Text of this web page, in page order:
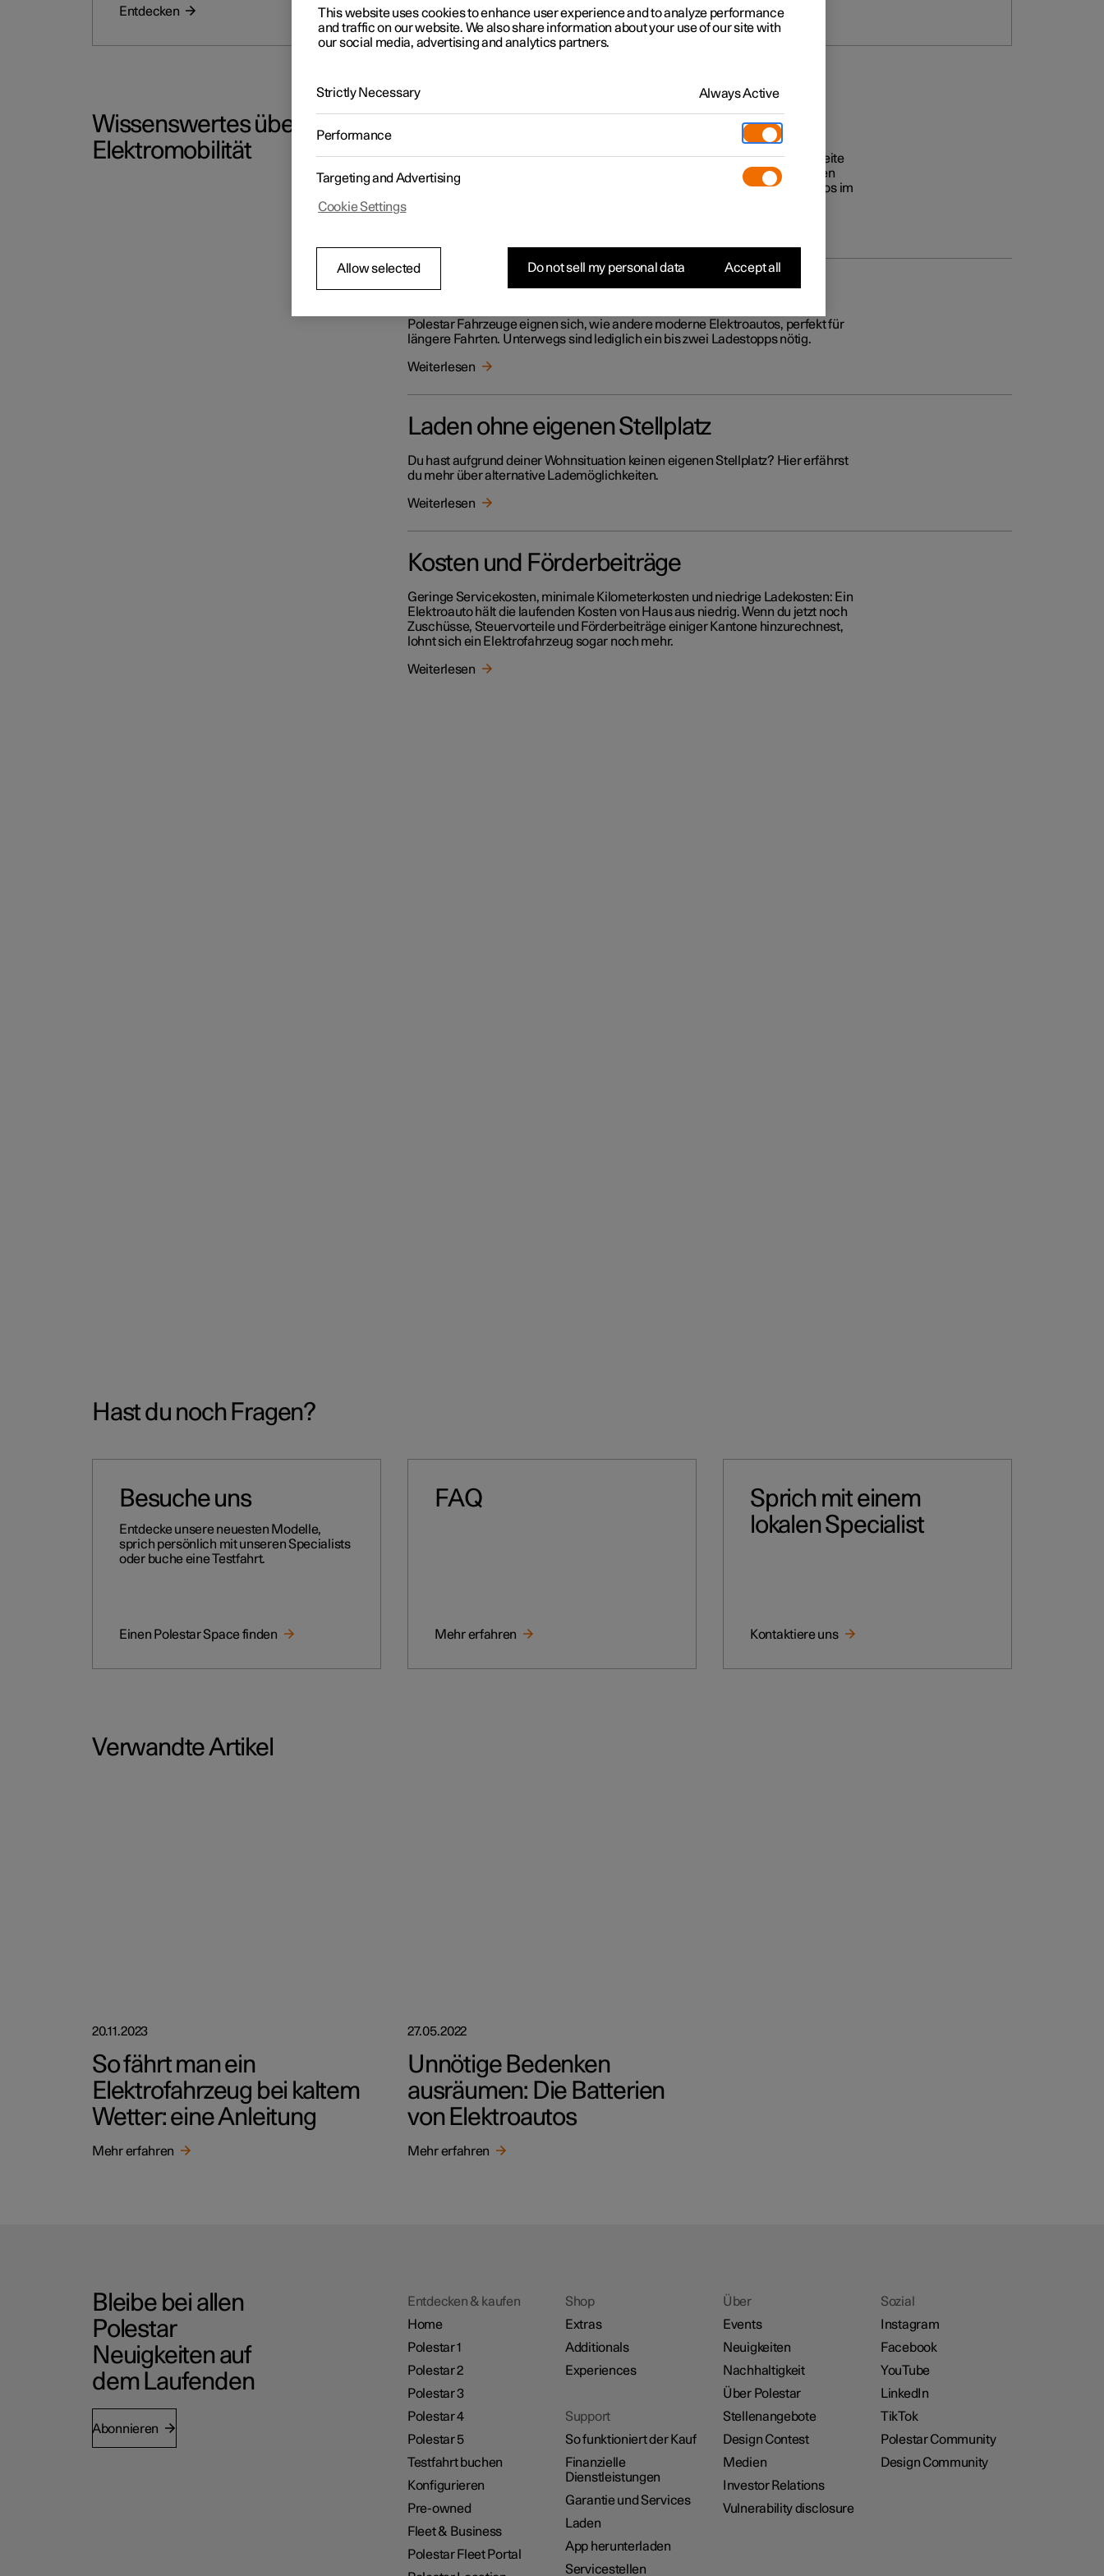
Entdecken Entdecken
Wissenswertes über
Elektromobilität
Im Alltag ist es nicht immer möglich, die gemäss WLTP zertifizierte Reichweite
eines Elektroautos zu erzielen. Erfahre mehr über den Unterschied zwischen
realer Reichweite und WLTP - und wie du die Reichweite deines Elektroautos im
Roadtrips
Polestar Fahrzeuge eignen sich, wie andere moderne Elektroautos, perfekt für
längere Fahrten. Unterwegs sind lediglich ein bis zwei Ladestopps nötig.
Weiterlesen
Laden ohne eigenen Stellplatz
Du hast aufgrund deiner Wohnsituation keinen eigenen Stellplatz? Hier erfährst
du mehr über alternative Lademöglichkeiten.
Weiterlesen
Kosten und Förderbeiträge
Geringe Servicekosten, minimale Kilometerkosten und niedrige Ladekosten: Ein
Elektroauto hält die laufenden Kosten von Haus aus niedrig. Wenn du jetzt noch
Zuschüsse, Steuervorteile und Förderbeiträge einiger Kantone hinzurechnest,
lohnt sich ein Elektrofahrzeug sogar noch mehr.
Weiterlesen
Hast du noch Fragen?
Besuche uns
Entdecke unsere neuesten Modelle,
sprich persönlich mit unseren Specialists
oder buche eine Testfahrt.
Einen Polestar Space finden
FAQ
Mehr erfahren
Sprich mit einem
lokalen Specialist
Kontaktiere uns
Verwandte Artikel
20.11.2023
So fährt man ein
Elektrofahrzeug bei kaltem
Wetter: eine Anleitung
Mehr erfahren
27.05.2022
Unnötige Bedenken
ausräumen: Die Batterien
von Elektroautos
Mehr erfahren
Bleibe bei allen
Polestar
Neuigkeiten auf
dem Laufenden
Abonnieren
Entdecken & kaufen
Home
Polestar 1
Polestar 2
Polestar 3
Polestar 4
Polestar 5
Testfahrt buchen
Konfigurieren
Pre-owned
Fleet & Business
Polestar Fleet Portal
Shop
Extras
Additionals
Experiences
Support
So funktioniert der Kauf
Finanzielle
Dienstleistungen
Garantie und Services
Laden
App herunterladen
Servicestellen
Über
Events
Neuigkeiten
Nachhaltigkeit
Über Polestar
Stellenangebote
Design Contest
Medien
Investor Relations
Vulnerability disclosure
Sozial
Instagram
Facebook
YouTube
LinkedIn
TikTok
Polestar Community
Design Community
This website uses cookies to enhance user experience and to analyze performance
and traffic on our website. We also share information about your use of our site with
our social media, advertising and analytics partners.
Strictly Necessary Always Active
Performance
Targeting and Advertising
Cookie Settings
Allow selected Do not sell my personal data Accept all